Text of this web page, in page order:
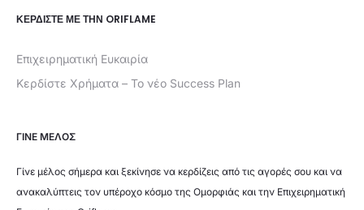
ΚΕΡΔΊΣΤΕ ΜΕ ΤΗΝ ORIFLAME
Επιχειρηματική Ευκαιρία
Κερδίστε Χρήματα – Το νέο Success Plan
ΓΙΝΕ ΜΕΛΟΣ
Γίνε μέλος σήμερα και ξεκίνησε να κερδίζεις από τις αγορές σου και να
ανακαλύπτεις τον υπέροχο κόσμο της Ομορφιάς και την Επιχειρηματική